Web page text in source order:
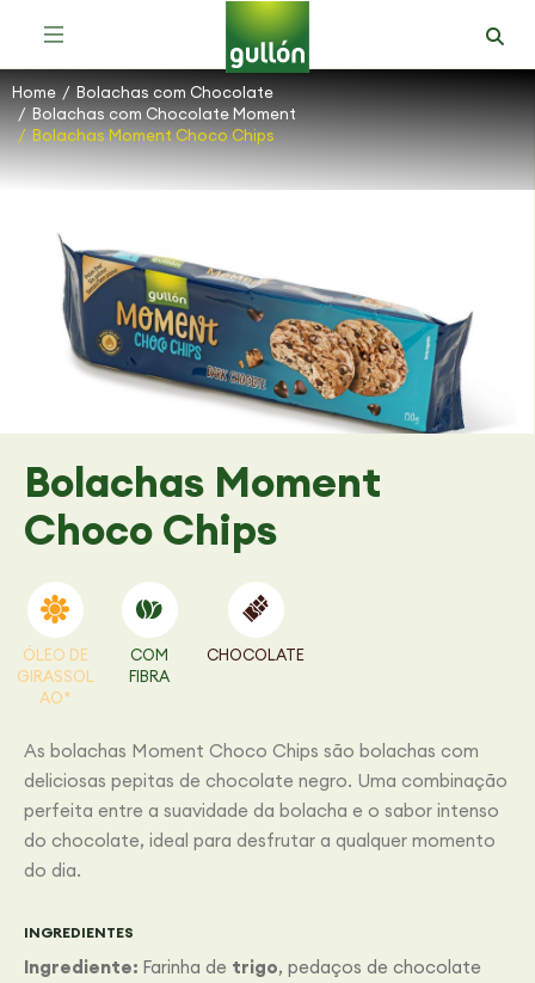
You are here:
Home
Bolachas com Chocolate
Bolachas com Chocolate Moment
Bolachas Moment Choco Chips
Bolachas Moment
Choco Chips
ÓLEO DE
GIRASSOL
AO*
COM
FIBRA
CHOCOLATE
As bolachas Moment Choco Chips são bolachas com
deliciosas pepitas de chocolate negro. Uma combinação
perfeita entre a suavidade da bolacha e o sabor intenso
do chocolate, ideal para desfrutar a qualquer momento
do dia.
INGREDIENTES
Ingrediente: Farinha de trigo, pedaços de chocolate